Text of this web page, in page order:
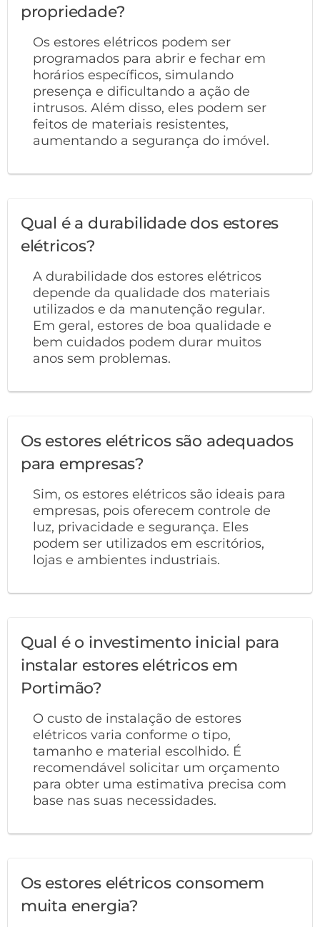
propriedade?
Os estores elétricos podem ser
programados para abrir e fechar em
horários específicos, simulando
presença e dificultando a ação de
intrusos. Além disso, eles podem ser
feitos de materiais resistentes,
aumentando a segurança do imóvel.
Qual é a durabilidade dos estores
elétricos?
A durabilidade dos estores elétricos
depende da qualidade dos materiais
utilizados e da manutenção regular.
Em geral, estores de boa qualidade e
bem cuidados podem durar muitos
anos sem problemas.
Os estores elétricos são adequados
para empresas?
Sim, os estores elétricos são ideais para
empresas, pois oferecem controle de
luz, privacidade e segurança. Eles
podem ser utilizados em escritórios,
lojas e ambientes industriais.
Qual é o investimento inicial para
instalar estores elétricos em
Portimão?
O custo de instalação de estores
elétricos varia conforme o tipo,
tamanho e material escolhido. É
recomendável solicitar um orçamento
para obter uma estimativa precisa com
base nas suas necessidades.
Os estores elétricos consomem
muita energia?